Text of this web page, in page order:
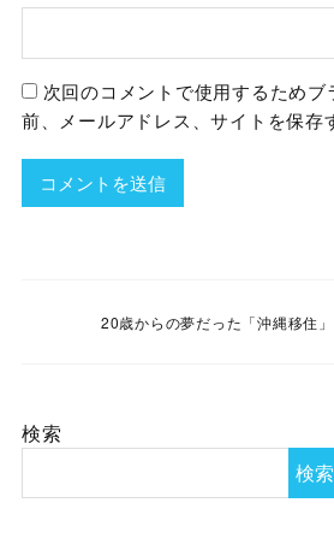
次回のコメントで使用するためブ
前、メールアドレス、サイトを保存
20歳からの夢だった「沖縄移住」
検索
検索